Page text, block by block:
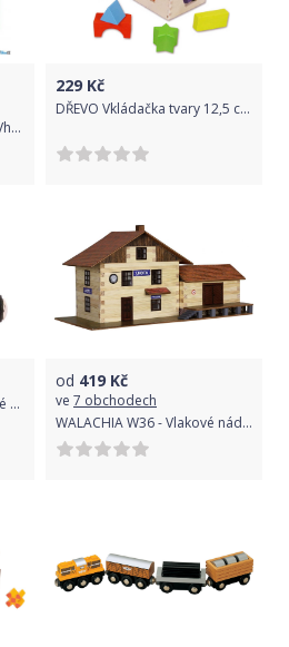
Kostky - Barevné v kyblíku, Vhazovačka, 50ks (Woody)
229 Kč
DŘEVO Vkládačka tvary 12,5 cm *DŘEVĚNÉ HRAČKY*
Bigjigs Rail vagónek dřevěné vláčkodráhy - Písmeno X
od 419 Kč
ve 7 obchodech
WALACHIA W36 - Vlakové nádraží